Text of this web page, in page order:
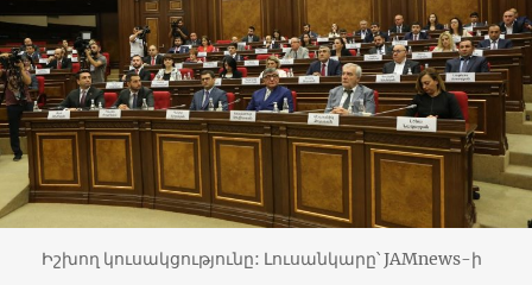
Իշխող կուսակցությունը: Լուսանկարը՝ JAMnews-ի